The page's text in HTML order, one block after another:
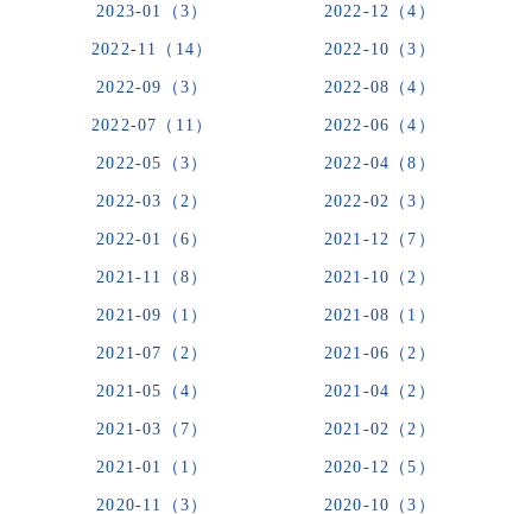
2023-01（3） 2022-12（4）
2022-11（14） 2022-10（3）
2022-09（3） 2022-08（4）
2022-07（11） 2022-06（4）
2022-05（3） 2022-04（8）
2022-03（2） 2022-02（3）
2022-01（6） 2021-12（7）
2021-11（8） 2021-10（2）
2021-09（1） 2021-08（1）
2021-07（2） 2021-06（2）
2021-05（4） 2021-04（2）
2021-03（7） 2021-02（2）
2021-01（1） 2020-12（5）
2020-11（3） 2020-10（3）